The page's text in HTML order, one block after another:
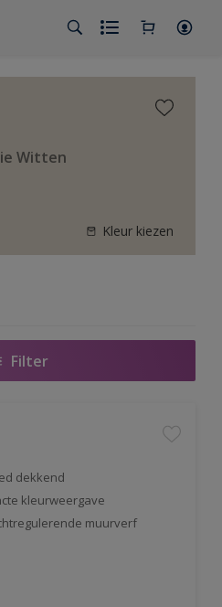
Witten
Kleur kiezen
Filter
dekkend
kleurweergave
muurverf